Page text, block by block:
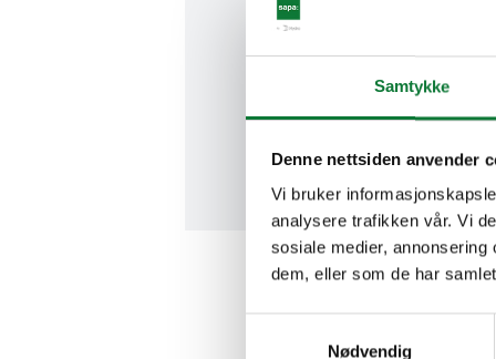
Samtykke
Denne nettsiden anvender
Vi bruker
analysere trafikken vår. Vi
sosiale medier,
dem, eller som de har
Nødvendig
Kontakt oss og møt dine
Kontakt oss